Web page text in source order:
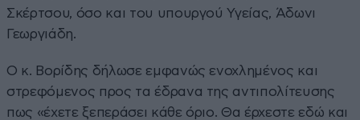
Σκέρτσου, όσο και του υπουργού Υγείας, Άδωνι
Γεωργιάδη.
Ο κ. Βορίδης δήλωσε εμφανώς ενοχλημένος και
στρεφόμενος προς τα έδρανα της αντιπολίτευσης
πως «έχετε ξεπεράσει κάθε όριο. Θα έρχεστε εδώ και